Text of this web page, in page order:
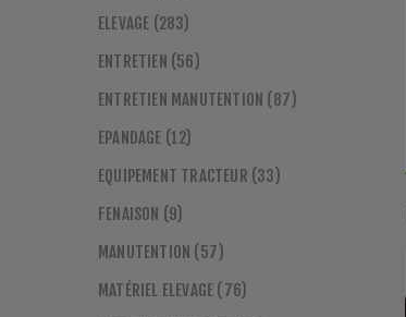
ELEVAGE (283)
ENTRETIEN (56)
ENTRETIEN MANUTENTION (87)
EPANDAGE (12)
EQUIPEMENT TRACTEUR (33)
FENAISON (9)
MANUTENTION (57)
MATÉRIEL ELEVAGE (76)